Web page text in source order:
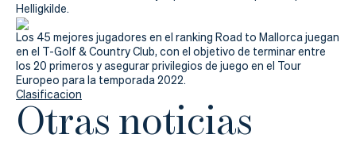
Actualidad
Tienda
Helligkilde.
Los 45 mejores jugadores en el ranking Road to Mallorca juegan
en el T-Golf & Country Club, con el objetivo de terminar entre
los 20 primeros y asegurar privilegios de juego en el Tour
Europeo para la temporada 2022.
Clasificacion
Otras noticias